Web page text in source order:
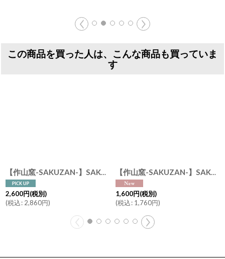
この商品を買った人は、こんな商品も買っていま
す
【作山窯-SAKUZAN-】SAKUZAN DAYS Sara カップ&ソーサー Cup&Saucer セット 日本製 カラー
2,600円(税別)
(税込: 2,860円)
【作山窯-SAKUZAN-】SAKUZAN DAYS Sara ストーングレー Stone Gray カップ Cup マグカップ 250cc 日本製 美濃焼
1,600円(税別)
(税込: 1,760円)